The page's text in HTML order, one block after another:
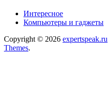
Интересное
Компьютеры и гаджеты
Copyright © 2026 expertspeak.ru
Themes.